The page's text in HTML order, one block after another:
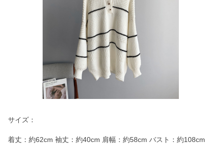
サイズ：
着丈：約62cm 袖丈：約40cm 肩幅：約58cm バスト：約108cm